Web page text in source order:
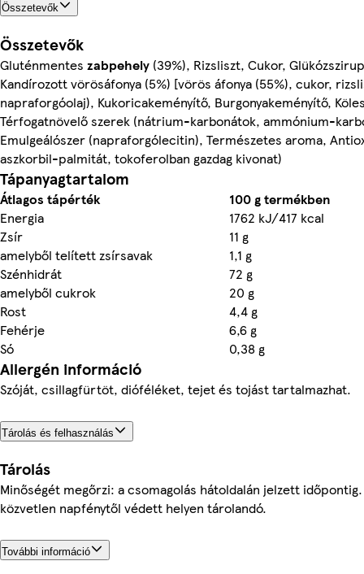
Összetevők
Összetevők
Gluténmentes zabpehely (39%), Rizsliszt, Cukor,
Kandírozott vörösáfonya (5%) [vörös áfonya (55%), cukor,
napraforgóolaj), Kukoricakeményítő, Burgonyakeményítő,
Térfogatnövelő szerek (nátrium-karbonátok, ammónium-
Emulgeálószer (napraforgólecitin), Természetes aroma,
aszkorbil-palmitát, tokoferolban gazdag kivonat)
Tápanyagtartalom
Átlagos tápérték
100 g termékben
Energia
1762 kJ/417 kcal
Zsír
11 g
amelyből telített zsírsavak
1,1 g
Szénhidrát
72 g
amelyből cukrok
20 g
Rost
4,4 g
Fehérje
6,6 g
Só
0,38 g
Allergén információ
Szóját, csillagfürtöt, dióféléket, tejet és tojást tartalmazhat.
Tárolás és felhasználás
Tárolás
Minőségét megőrzi: a csomagolás hátoldalán jelzett
közvetlen napfénytől védett helyen tárolandó.
További információ